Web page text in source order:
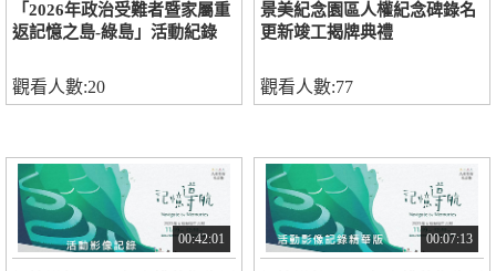
「2026年政治受難者暨家屬重
返記憶之島-綠島」活動紀錄
觀看人數:20
景美紀念園區人權紀念碑錄名
更新竣工揭牌典禮
觀看人數:77
00:42:01 00:07:13